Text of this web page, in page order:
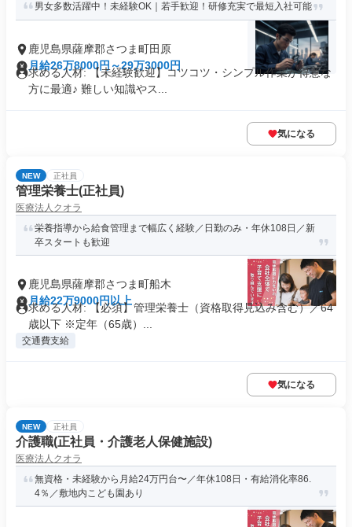
男女多数活躍中！未経験OK｜若手歓迎！研修充実で最短入社可能
鹿児島県薩摩郡さつま町田原
月給26万8000円～29万3000円
求める人材: 【未経験歓迎】コツコツ・シンプル作業が得意な
方に最適♪ 難しい知識やス...
気になる
NEW 正社員
管理栄養士(正社員)
医療法人クオラ
栄養指導から給食管理まで幅広く経験／日勤のみ・年休108日／新
卒スタートも歓迎
鹿児島県薩摩郡さつま町船木
月給22万9000円以上
求める人材: 【必須】管理栄養士（資格取得見込み含む）／64
歳以下 ※定年（65歳）...
交通費支給
気になる
NEW 正社員
介護職(正社員・介護老人保健施設)
医療法人クオラ
無資格・未経験から月給24万円台〜／年休108日・有給消化率86.
4％／敷地内こども園あり